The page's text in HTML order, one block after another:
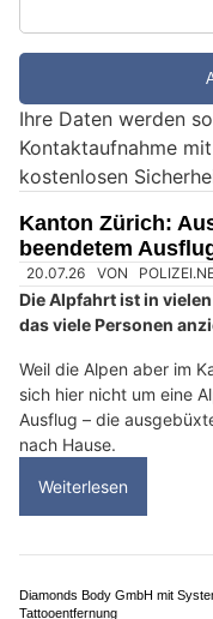
e
i
n
M
e
n
s
c
h
?
D
a
n
n
l
Ihre Daten werden
Kontaktaufnahme
kostenlosen
Kanton Zürich:
beendetem